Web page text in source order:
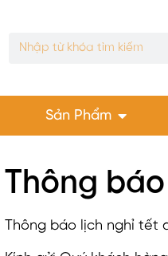
Sản Phẩm
Thông
Thông báo lịch nghỉ tết